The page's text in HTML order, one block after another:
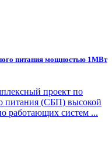
питания мощностью 1МВт
проект по
питания (СБП) высокой
работающих систем ...